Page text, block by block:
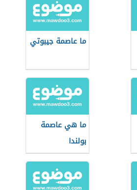
ما عاصمة جيبوتي
ما هي عاصمة
بولندا